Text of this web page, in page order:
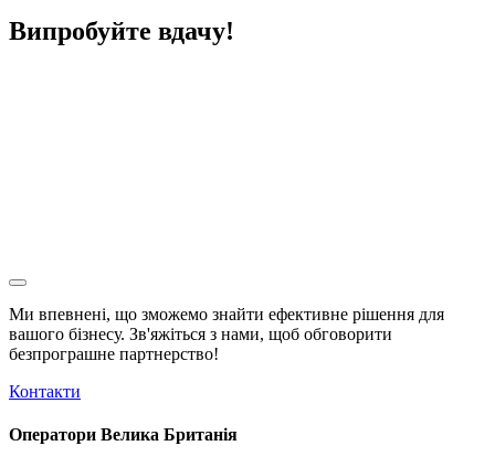
Випробуйте вдачу!
Ми впевнені, що зможемо знайти ефективне рішення для
вашого бізнесу. Зв'яжіться з нами, щоб обговорити
безпрограшне партнерство!
Контакти
Оператори Велика Британія